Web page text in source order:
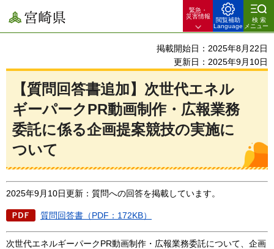
宮崎県
緊急・
災害情報
閲覧補助
Language
検索
メニュー
掲載開始日：2025年8月22日
更新日：2025年9月10日
【質問回答書追加】次世代エネル
ギーパークPR動画制作・広報業務
委託に係る企画提案競技の実施に
ついて
2025年9月10日更新：質問への回答を掲載しています。
質問回答書（PDF：172KB）
次世代エネルギーパークPR動画制作・広報業務委託について、企画